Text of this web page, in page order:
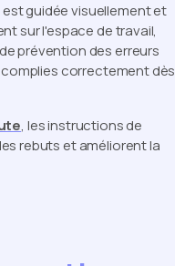
guidée visuellement et
sur l'espace de travail,
prévention des erreurs
correctement dès
, les instructions de
rebuts et améliorent la